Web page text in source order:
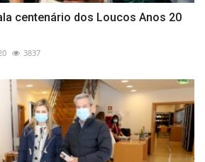
centenário dos Loucos Anos 20
3837